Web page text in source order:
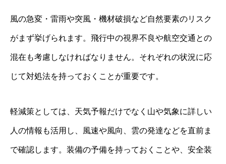
風の急変・雷雨や突風・機材破損など自然要素のリスク
がまず挙げられます。飛行中の視界不良や航空交通との
混在も考慮しなければなりません。それぞれの状況に応
じて対処法を持っておくことが重要です。
軽減策としては、天気予報だけでなく山や気象に詳しい
人の情報も活用し、風速や風向、雲の発達などを直前ま
で確認します。装備の予備を持っておくことや、安全装